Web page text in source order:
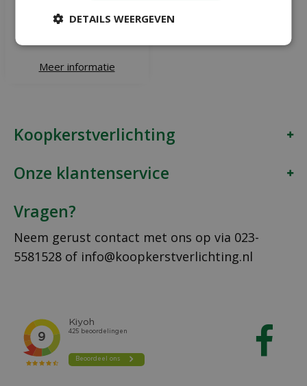
€
Meer informatie
Koopkerstverlichting
Onze klantenservice
Vragen?
Neem gerust contact met ons op via 023-
5581528 of info@koopkerstverlichting.nl
DETAILS WEERGEVEN